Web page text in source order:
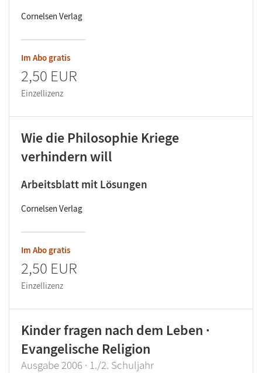
Cornelsen Verlag
Im Abo gratis
2,50 EUR
Einzellizenz
Wie die Philosophie Kriege
verhindern will
Arbeitsblatt mit Lösungen
Cornelsen Verlag
Im Abo gratis
2,50 EUR
Einzellizenz
Kinder fragen nach dem Leben ·
Evangelische Religion
Ausgabe 2006 · 1./2. Schuljahr